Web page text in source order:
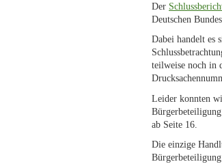
Der
Deutschen
Dabei handelt es
teilweise noch in
Leider konnten
ab Seite 16.
Die einzige